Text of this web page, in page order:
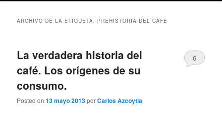
ARCHIVO DE LA ETIQUETA: PREHISTORIA DEL CAFÉ
La verdadera historia del
café. Los orígenes de su
consumo.
Posted on13 mayo 2013porCarlos Azcoytia
6